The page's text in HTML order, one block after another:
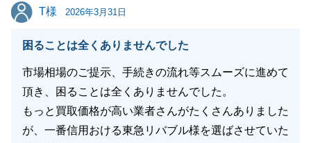
O様の今後のご発展とご多幸を、心よりお祈り申し上
閉じる
T様
T様 2026年3月31日
困ることは全くありませんでした
市場相場のご提示、手続きの流れ等スムーズに進めて
頂き、困ることは全くありませんでした。
もっと買取価格が高い業者さんがたくさんありました
が、一番信用おける東急リバブル様を選ばさせていた